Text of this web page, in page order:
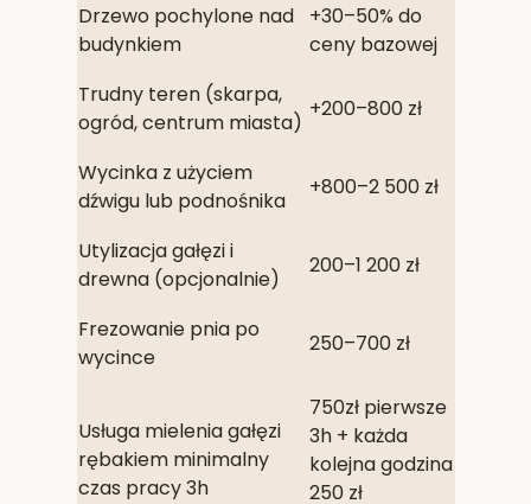
Drzewo pochylone nad
budynkiem
+30–50% do
ceny bazowej
Trudny teren (skarpa,
ogród, centrum miasta)
+200–800 zł
Wycinka z użyciem
dźwigu lub podnośnika
+800–2 500 zł
Utylizacja gałęzi i
drewna (opcjonalnie)
200–1 200 zł
Frezowanie pnia po
wycince
250–700 zł
Usługa mielenia gałęzi
rębakiem minimalny
czas pracy 3h
750zł pierwsze
3h + każda
kolejna godzina
250 zł